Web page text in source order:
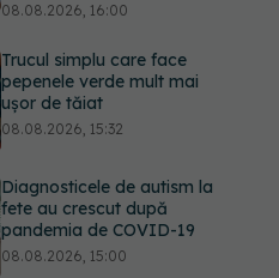
08.08.2026, 16:00
Trucul simplu care face
pepenele verde mult mai
ușor de tăiat
08.08.2026, 15:32
Diagnosticele de autism la
fete au crescut după
pandemia de COVID-19
08.08.2026, 15:00